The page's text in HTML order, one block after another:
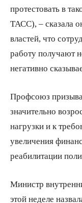
протестовать в
ТАСС), – сказала
властей, что
работу получают
негативно
Профсоюз
значительно
нагрузки и к
увеличения
реабилитации
Министр
этой неделе